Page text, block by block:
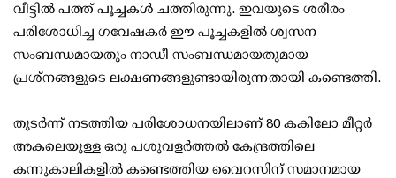
വീട്ടില്‍ പത്ത് പൂച്ചകള്‍ ചത്തിരുന്നു. ഇവയുടെ ശരീരം
പരിശോധിച്ച ഗവേഷകര്‍ ഈ പൂച്ചകളില്‍ ശ്വസന
സംബന്ധമായതും നാഡീ സംബന്ധമായതുമായ
പ്രശ്നങ്ങളുടെ ലക്ഷണങ്ങളുണ്ടായിരുന്നതായി കണ്ടെത്തി.
തുടര്‍ന്ന് നടത്തിയ പരിശോധനയിലാണ് 80 കകിലോ മീറ്റര്‍
അകലെയുള്ള ഒരു പശുവളര്‍ത്തല്‍ കേന്ദ്രത്തിലെ
കന്നുകാലികളില്‍ കണ്ടെത്തിയ വൈറസിന് സമാനമായ